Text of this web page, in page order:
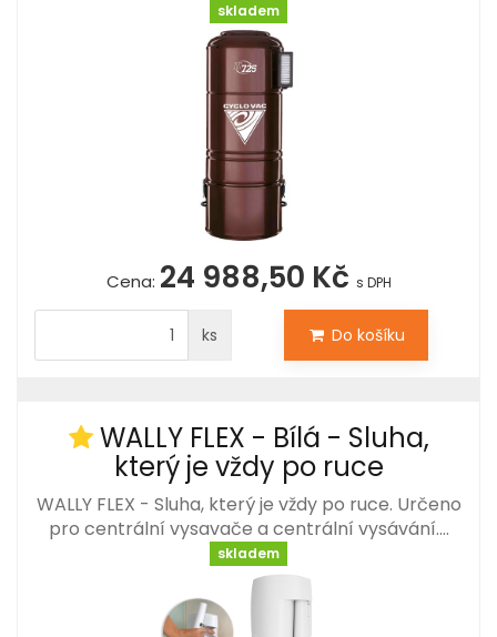
skladem
Cena: 24 988,50 Kč s DPH
ks Do košíku
WALLY FLEX - Bílá - Sluha,
který je vždy po ruce
WALLY FLEX - Sluha, který je vždy po ruce. Určeno
pro centrální vysavače a centrální vysávání.…
skladem